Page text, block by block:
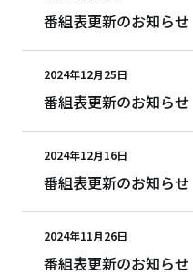
番組表更新のお知らせ
2024年12月25日
番組表更新のお知らせ
2024年12月16日
番組表更新のお知らせ
2024年11月26日
番組表更新のお知らせ